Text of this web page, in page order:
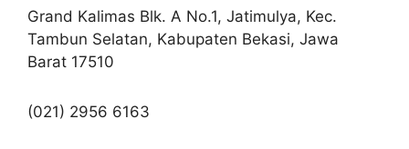
Grand Kalimas Blk. A No.1, Jatimulya, Kec.
Tambun Selatan, Kabupaten Bekasi, Jawa
Barat 17510
(021) 2956 6163